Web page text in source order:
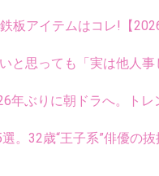
板アイテムはコレ!【
と思っても「実は他人事
年ぶりに朝ドラへ。トレ
。32歳“王子系”俳優の抜